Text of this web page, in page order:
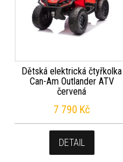
Dětská elektrická čtyřkolka
Can-Am Outlander ATV
červená
7 790 Kč
DETAIL